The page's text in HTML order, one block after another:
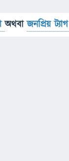
অথবাজনপ্রিয় ট্যাগ